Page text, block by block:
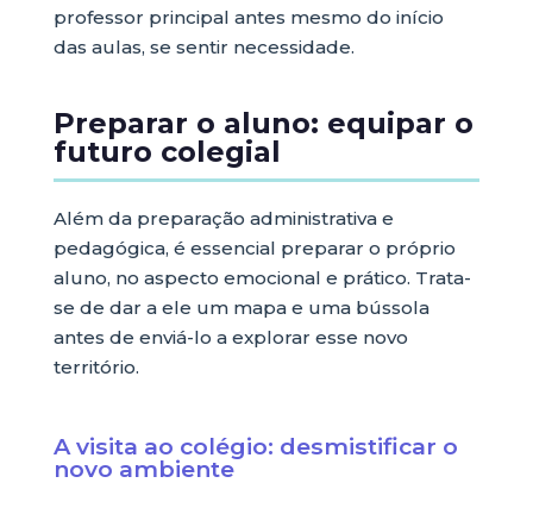
professor principal antes mesmo do início
das aulas, se sentir necessidade.
Preparar o aluno: equipar o
futuro colegial
Além da preparação administrativa e
pedagógica, é essencial preparar o próprio
aluno, no aspecto emocional e prático. Trata-
se de dar a ele um mapa e uma bússola
antes de enviá-lo a explorar esse novo
território.
A visita ao colégio: desmistificar o
novo ambiente